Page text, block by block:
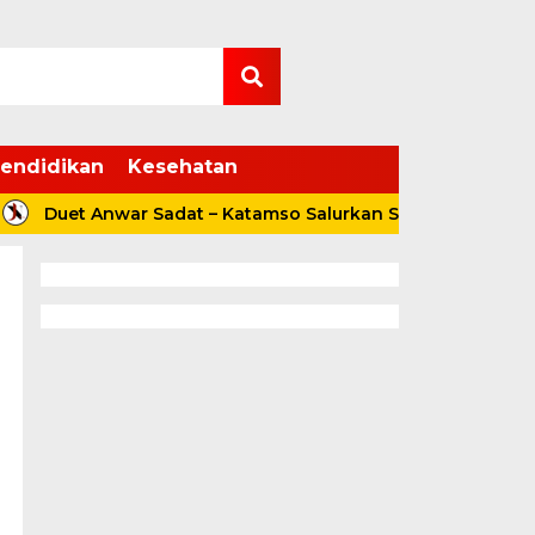
Kesehatan
Duet Anwar Sadat – Katamso Salurkan Sembako hingga